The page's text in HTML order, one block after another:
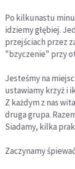
Po kilkunastu
idziemy głębiej.
przejściach przez
"bzyczenie" przy
Jesteśmy na
ustawiamy krzyż i
Z każdym z nas
druga grupa.
Siadamy, kilka
Zaczynamy